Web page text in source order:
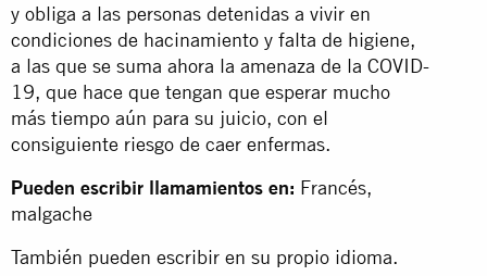
y obliga a las personas detenidas a vivir en
condiciones de hacinamiento y falta de higiene,
a las que se suma ahora la amenaza de la COVID-
19, que hace que tengan que esperar mucho
más tiempo aún para su juicio, con el
consiguiente riesgo de caer enfermas.
Pueden escribir llamamientos en: Francés,
malgache
También pueden escribir en su propio idioma.